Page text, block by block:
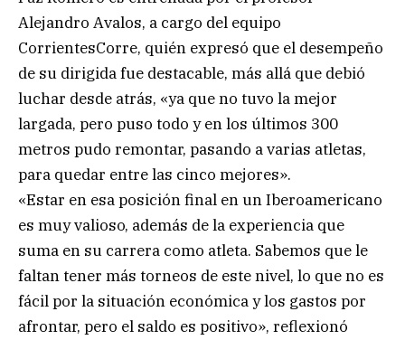
Alejandro Avalos, a cargo del equipo
CorrientesCorre, quién expresó que el desempeño
de su dirigida fue destacable, más allá que debió
luchar desde atrás, «ya que no tuvo la mejor
largada, pero puso todo y en los últimos 300
metros pudo remontar, pasando a varias atletas,
para quedar entre las cinco mejores».
«Estar en esa posición final en un Iberoamericano
es muy valioso, además de la experiencia que
suma en su carrera como atleta. Sabemos que le
faltan tener más torneos de este nivel, lo que no es
fácil por la situación económica y los gastos por
afrontar, pero el saldo es positivo», reflexionó